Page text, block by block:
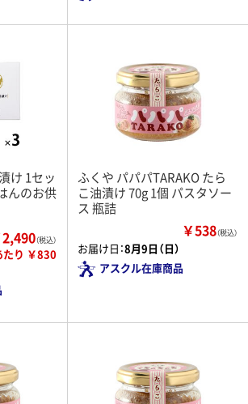
け 1セッ
んのお供
2,490（税込）
たり ￥830
ふくや パパパTARAKO たら
こ油漬け 70g 1個 パスタソー
ス 瓶詰
￥538（税込）
お届け日：8月9日（日）
アスクル在庫商品